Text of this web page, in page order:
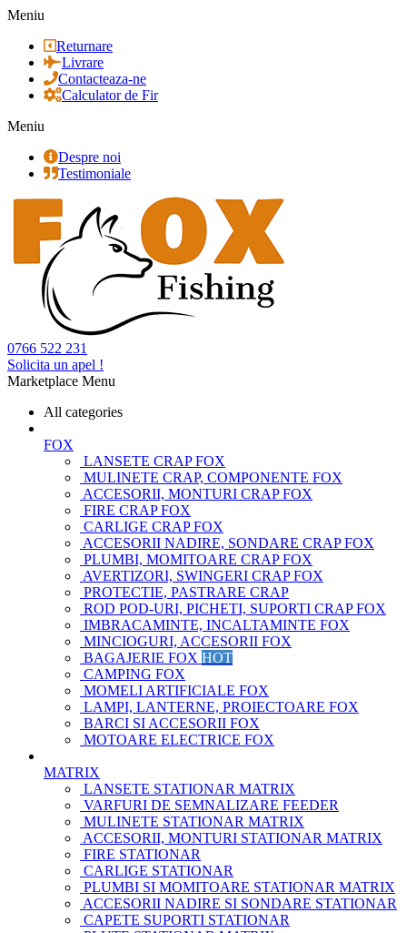
Meniu
Returnare
Livrare
Contacteaza-ne
Calculator de Fir
Meniu
Despre noi
Testimoniale
0766 522 231
Solicita un apel !
Marketplace Menu
All categories
FOX
LANSETE CRAP FOX
MULINETE CRAP, COMPONENTE FOX
ACCESORII, MONTURI CRAP FOX
FIRE CRAP FOX
CARLIGE CRAP FOX
ACCESORII NADIRE, SONDARE CRAP FOX
PLUMBI, MOMITOARE CRAP FOX
AVERTIZORI, SWINGERI CRAP FOX
PROTECTIE, PASTRARE CRAP
ROD POD-URI, PICHETI, SUPORTI CRAP FOX
IMBRACAMINTE, INCALTAMINTE FOX
MINCIOGURI, ACCESORII FOX
BAGAJERIE FOX HOT
CAMPING FOX
MOMELI ARTIFICIALE FOX
LAMPI, LANTERNE, PROIECTOARE FOX
BARCI SI ACCESORII FOX
MOTOARE ELECTRICE FOX
MATRIX
LANSETE STATIONAR MATRIX
VARFURI DE SEMNALIZARE FEEDER
MULINETE STATIONAR MATRIX
ACCESORII, MONTURI STATIONAR MATRIX
FIRE STATIONAR
CARLIGE STATIONAR
PLUMBI SI MOMITOARE STATIONAR MATRIX
ACCESORII NADIRE SI SONDARE STATIONAR
CAPETE SUPORTI STATIONAR